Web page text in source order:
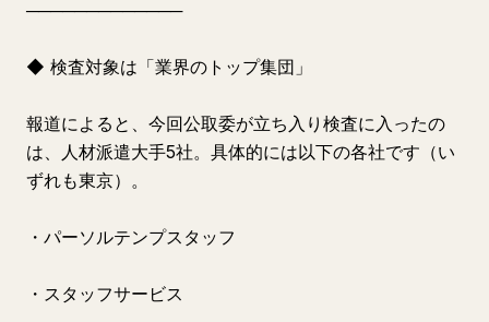
─────────────
◆ 検査対象は「業界のトップ集団」
報道によると、今回公取委が立ち入り検査に入ったの
は、人材派遣大手5社。具体的には以下の各社です（い
ずれも東京）。
・パーソルテンプスタッフ
・スタッフサービス